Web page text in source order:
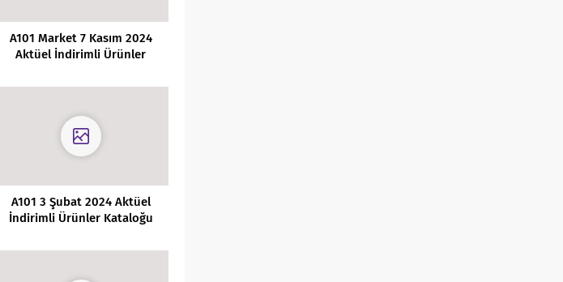
A101 Market 7 Kasım 2024
Aktüel İndirimli Ürünler
A101 3 Şubat 2024 Aktüel
İndirimli Ürünler Kataloğu